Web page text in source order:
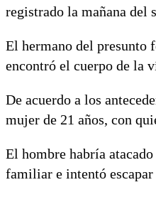
registrado la mañana del
El hermano del presunto
encontró el cuerpo de la
De acuerdo a los
mujer de 21 años, con
El hombre habría
familiar e intentó escapar